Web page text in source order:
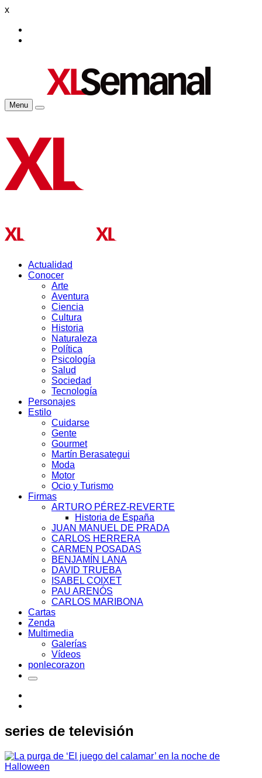
x
Menu
Actualidad
Conocer
Arte
Aventura
Ciencia
Cultura
Historia
Naturaleza
Política
Psicología
Salud
Sociedad
Tecnología
Personajes
Estilo
Cuidarse
Gente
Gourmet
Martín Berasategui
Moda
Motor
Ocio y Turismo
Firmas
ARTURO PÉREZ-REVERTE
Historia de España
JUAN MANUEL DE PRADA
CARLOS HERRERA
CARMEN POSADAS
BENJAMÍN LANA
DAVID TRUEBA
ISABEL COIXET
PAU ARENÓS
CARLOS MARIBONA
Cartas
Zenda
Multimedia
Galerías
Vídeos
ponlecorazon
series de televisión